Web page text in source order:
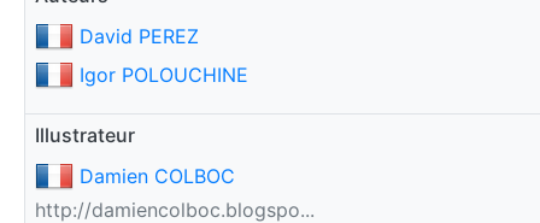
David PEREZ
Igor POLOUCHINE
Illustrateur
Damien COLBOC
http://damiencolboc.blogspo...